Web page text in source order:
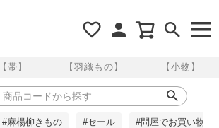
【帯】 【羽織もの】 【小物】
#麻楊柳きもの #セール #問屋でお買い物